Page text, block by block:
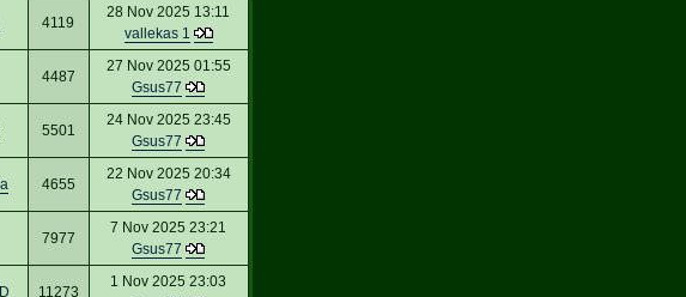
4119
28 Nov 2025 13:11
vallekas 1
4487
27 Nov 2025 01:55
Gsus77
5501
24 Nov 2025 23:45
Gsus77
4655
22 Nov 2025 20:34
Gsus77
7977
7 Nov 2025 23:21
Gsus77
11273
1 Nov 2025 23:03